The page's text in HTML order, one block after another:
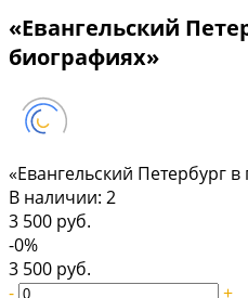
«Евангельский
биографиях»
«Евангельский Петербург
В наличии: 2
3 500 руб.
-0%
3 500 руб.
-
+